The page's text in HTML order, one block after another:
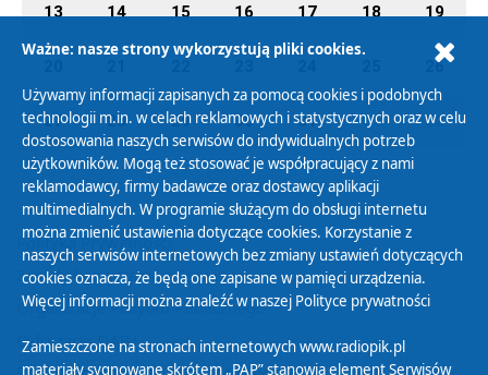
13 14 15 16 17 18 19
26
27 28 29 30 31 01 02
Polityka Prywatności
Zasady korzystania z Serwisu
Organizacje Pożytku Publicznego
Cyfryzacja DAB+
Ważne: nasze strony wykorzystują pliki cookies.
Używamy informacji zapisanych za pomocą cookies i podobnych
technologii m.in. w celach reklamowych i statystycznych oraz w celu
dostosowania naszych serwisów do indywidualnych potrzeb
użytkowników. Mogą też stosować je współpracujący z nami
reklamodawcy, firmy badawcze oraz dostawcy aplikacji
multimedialnych. W programie służącym do obsługi internetu
można zmienić ustawienia dotyczące cookies. Korzystanie z
naszych serwisów internetowych bez zmiany ustawień dotyczących
cookies oznacza, że będą one zapisane w pamięci urządzenia.
Więcej informacji można znaleźć w naszej Polityce prywatności
Zamieszczone na stronach internetowych www.radiopik.pl
materiały sygnowane skrótem „PAP” stanowią element Serwisów